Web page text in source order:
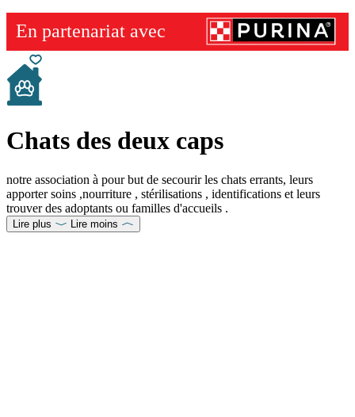
Chats des deux caps
notre association à pour but de secourir les chats errants, leurs
apporter soins ,nourriture , stérilisations , identifications et leurs
trouver des adoptants ou familles d'accueils .
Lire plus Lire moins